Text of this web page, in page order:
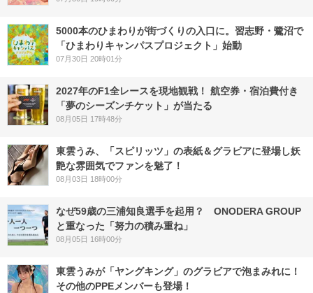
5000本のひまわりが街づくりの入口に。習志野・鷺沼で
「ひまわりキャンパスプロジェクト」始動
07月30日 20時01分
2027年のF1全レースを現地観戦！ 航空券・宿泊費付き
「夢のシーズンチケット」が当たる
08月05日 17時48分
東雲うみ、「スピリッツ」の表紙＆グラビアに登場し妖
艶な雰囲気でファンを魅了！
08月03日 18時00分
なぜ59歳の三浦知良選手を起用？ ONODERA GROUP
と重なった「努力の積み重ね」
08月05日 16時00分
東雲うみが「ヤングキング」のグラビアで泡まみれに！
その他のPPEメンバーも登場！